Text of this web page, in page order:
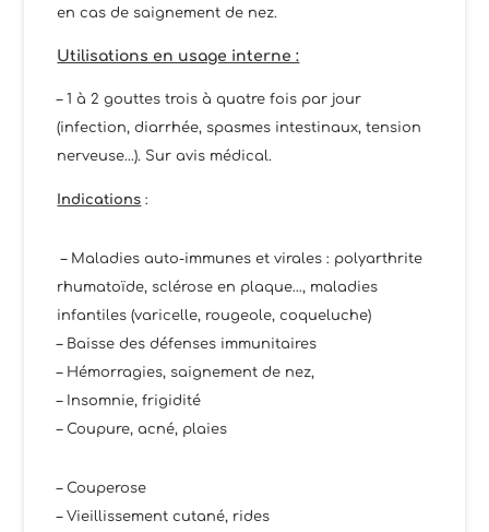
en cas de saignement de nez.
Utilisations en usage interne :
– 1 à 2 gouttes trois à quatre fois par jour
(infection, diarrhée, spasmes intestinaux, tension
nerveuse…). Sur avis médical.
Indications :
– Maladies auto-immunes et virales : polyarthrite
rhumatoïde, sclérose en plaque…, maladies
infantiles (varicelle, rougeole, coqueluche)
– Baisse des défenses immunitaires
– Hémorragies, saignement de nez,
– Insomnie, frigidité
– Coupure, acné, plaies
– Couperose
– Vieillissement cutané, rides